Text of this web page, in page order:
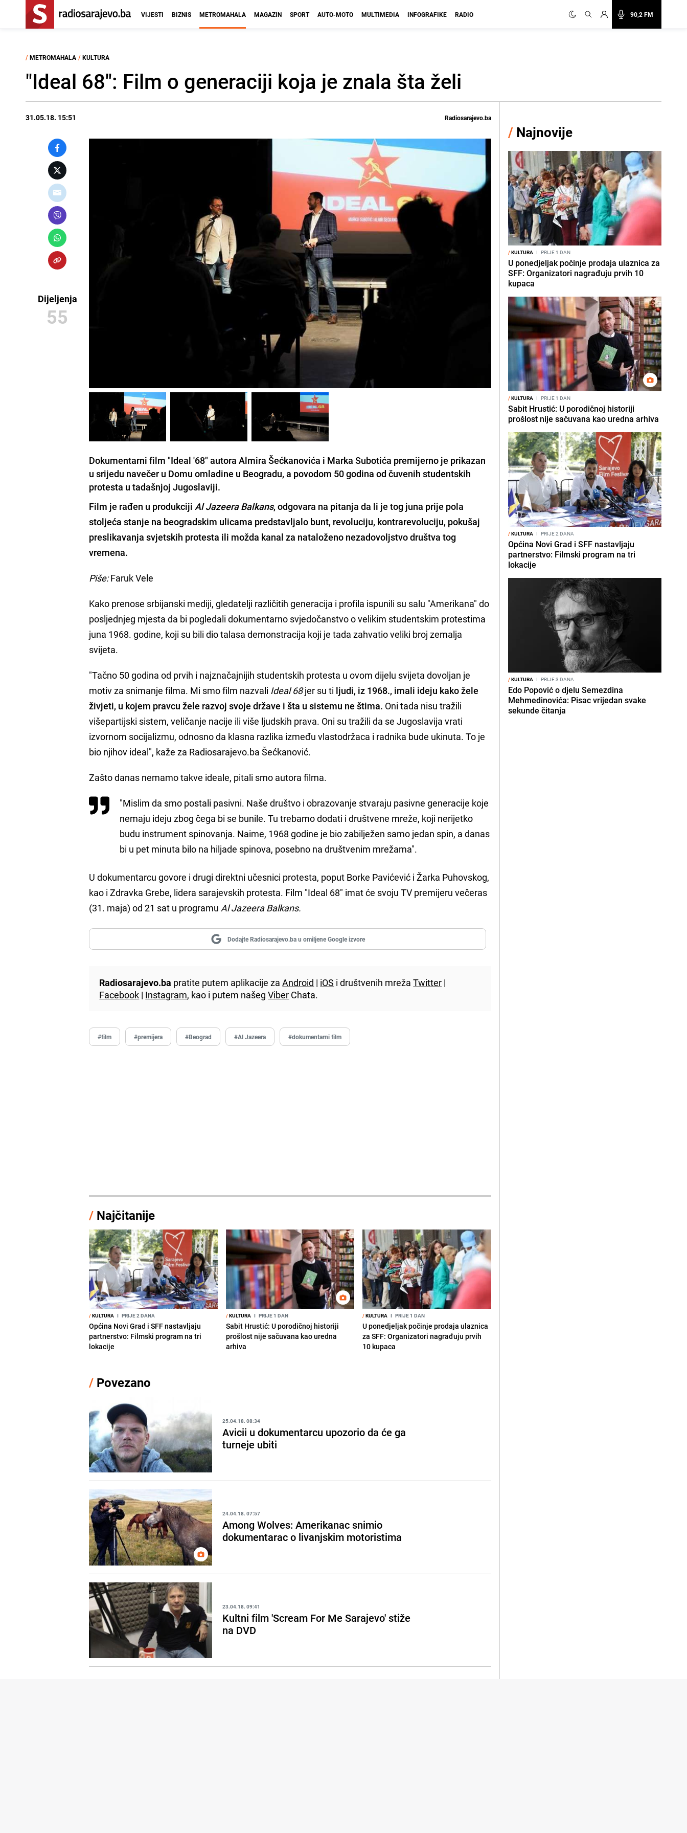
90,2 FM
VIJESTI BIZNIS METROMAHALA MAGAZIN SPORT AUTO-MOTO MULTIMEDIA INFOGRAFIKE RADIO
/ METROMAHALA / KULTURA
"Ideal 68": Film o generaciji koja je znala šta želi
31.05.18. 15:51 Radiosarajevo.ba
Dijeljenja
55
Dokumentarni film "Ideal '68" autora Almira Šećkanovića i Marka Subotića premijerno je prikazan
u srijedu navečer u Domu omladine u Beogradu, a povodom 50 godina od čuvenih studentskih
protesta u tadašnjoj Jugoslaviji.
Film je rađen u produkciji Al Jazeera Balkans, odgovara na pitanja da li jetog juna prije pola
stoljeća stanje na beogradskim ulicama predstavljalo bunt, revoluciju, kontrarevoluciju, pokušaj
preslikavanja svjetskih protesta ili možda kanal za nataloženo nezadovoljstvo društva tog
vremena.
Piše:Faruk Vele
Kako prenose srbijanski mediji, gledatelji različitih generacija i profila ispunili su salu "Amerikana" do
posljednjeg mjesta da bi pogledali dokumentarno svjedočanstvo o velikim studentskim protestima
juna 1968. godine, koji su bili dio talasa demonstracija koji je tada zahvatio veliki broj zemalja
svijeta.
"Tačno 50 godina od prvih i najznačajnijih studentskih protesta u ovom dijelu svijeta dovoljan je
motiv za snimanje filma. Mi smo film nazvali Ideal 68jer su ti ljudi, iz 1968., imali ideju kako žele
živjeti, u kojem pravcu žele razvoj svoje države i šta u sistemu ne štima. Oni tada nisu tražili
višepartijski sistem, veličanje nacije ili više ljudskih prava. Oni su tražili da se Jugoslavija vrati
izvornom socijalizmu, odnosno da klasna razlika između vlastodržaca i radnika bude ukinuta. To je
bio njihov ideal", kaže za Radiosarajevo.ba Šećkanović.
Zašto danas nemamo takve ideale, pitali smo autora filma.
"Mislim da smo postali pasivni. Naše društvo i obrazovanje stvaraju pasivne generacije koje
nemaju ideju zbog čega bi se bunile. Tu trebamo dodati i društvene mreže, koji nerijetko
budu instrument spinovanja. Naime, 1968 godine je bio zabilježen samo jedan spin, a danas
bi u pet minuta bilo na hiljade spinova, posebno na društvenim mrežama".
U dokumentarcu govore i drugi direktni učesnici protesta, poput Borke Pavićević i Žarka Puhovskog,
kao i Zdravka Grebe, lidera sarajevskih protesta. Film "Ideal 68" imat će svoju TV premijeru večeras
(31. maja) od 21 sat u programu Al Jazeera Balkans.
Dodajte Radiosarajevo.ba u omiljene Google izvore
Radiosarajevo.ba pratite putem aplikacije zaAndroid | iOS i društvenih mrežaTwitter |
Facebook | Instagram, kao i putem našegViber Chata.
#film #premijera #Beograd #Al Jazeera #dokumentarni film
/ Najčitanije
/KULTURA I PRIJE 2 DANA
Općina Novi Grad i SFF nastavljaju
partnerstvo: Filmski program na tri
lokacije
/KULTURA I PRIJE 1 DAN
Sabit Hrustić: U porodičnoj historiji
prošlost nije sačuvana kao uredna
arhiva
/KULTURA I PRIJE 1 DAN
U ponedjeljak počinje prodaja ulaznica
za SFF: Organizatori nagrađuju prvih
10 kupaca
/ Povezano
25.04.18. 08:34
Avicii u dokumentarcu upozorio da će ga
turneje ubiti
24.04.18. 07:57
Among Wolves: Amerikanac snimio
dokumentarac o livanjskim motoristima
23.04.18. 09:41
Kultni film 'Scream For Me Sarajevo' stiže
na DVD
/ Najnovije
/KULTURA I PRIJE 1 DAN
U ponedjeljak počinje prodaja ulaznica za
SFF: Organizatori nagrađuju prvih 10
kupaca
/KULTURA I PRIJE 1 DAN
Sabit Hrustić: U porodičnoj historiji
prošlost nije sačuvana kao uredna arhiva
/KULTURA I PRIJE 2 DANA
Općina Novi Grad i SFF nastavljaju
partnerstvo: Filmski program na tri
lokacije
/KULTURA I PRIJE 3 DANA
Edo Popović o djelu Semezdina
Mehmedinovića: Pisac vrijedan svake
sekunde čitanja